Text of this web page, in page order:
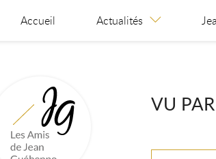
Accueil Actualités
VU PAR